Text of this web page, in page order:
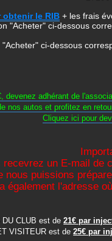
obtenir le RIB + les frais
"Acheter" ci-dessous
"Acheter" ci-dessous
devenez adhérant de
nos autos et profitez en
Cliquez ici pour
un E-mail de
nous puissions
également l'adresse
DU CLUB est de21€ par
VISITEUR est de25€ par